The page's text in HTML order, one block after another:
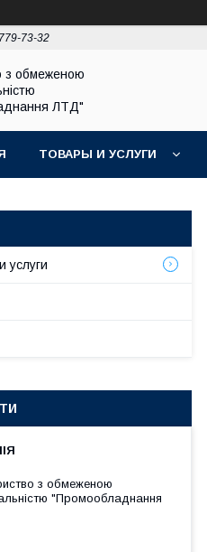
73-32
з обмеженою
ЛТД"
ТОВАРЫ И УСЛУГИ
услуги
з обмеженою
"Промообладнання